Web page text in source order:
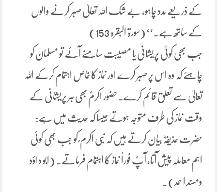
کے ذریعے مدد چاہو، بے شک اللہ تعالیٰ صبر کرنے والوں
کے ساتھ ہے۔‘‘ (سورۃ البقرہ 153)
جب بھی کوئی پریشانی یا مصیبت سامنے آئے تو مسلمان کو
چاہئے کہ وہ اس پر صبر کرے اور نماز کا خاص اہتمام کرکے اللہ
تعالیٰ سے تعلق قائم کرے۔حضور اکرمؐ بھی ہر پریشانی کے
وقت نماز کی طرف متوجہ ہوتے جیسا کہ حدیث میں ہے:
حضرت حذیفہؓ بیان کرتے ہیں کہ نبی اکرم ؐ کو جب بھی کوئی
اہم معاملہ پیش آتا، آپؐ فوراً نماز کا اہتمام فرماتے۔ (ابو داؤد
ومسند ا حمد)۔